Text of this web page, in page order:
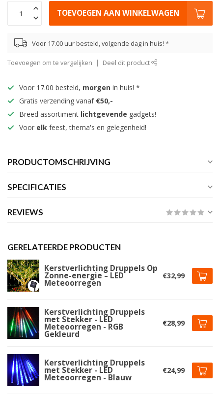
TOEVOEGEN AAN WINKELWAGEN
Voor 17.00 uur besteld, volgende dag in huis! *
Toevoegen om te vergelijken Deel dit product
Voor 17.00 besteld, morgen in huis! *
Gratis verzending vanaf €50,-
Breed assortiment lichtgevende gadgets!
Voor elk feest, thema's en gelegenheid!
PRODUCTOMSCHRIJVING
SPECIFICATIES
REVIEWS
GERELATEERDE PRODUCTEN
Kerstverlichting Druppels Op
Zonne-energie – LED
Meteoorregen
€32,99
Kerstverlichting Druppels
met Stekker - LED
Meteoorregen - RGB
Gekleurd
€28,99
Kerstverlichting Druppels
met Stekker - LED
Meteoorregen - Blauw
€24,99